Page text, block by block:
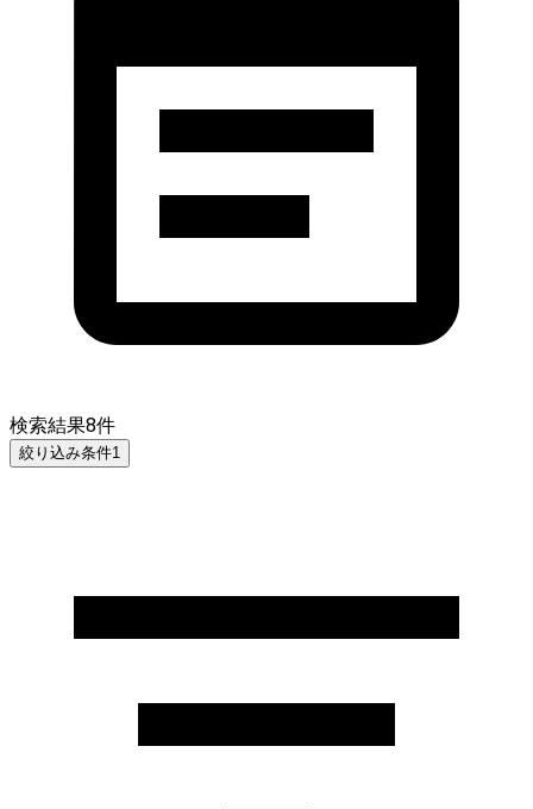
検索結果8件
絞り込み条件1